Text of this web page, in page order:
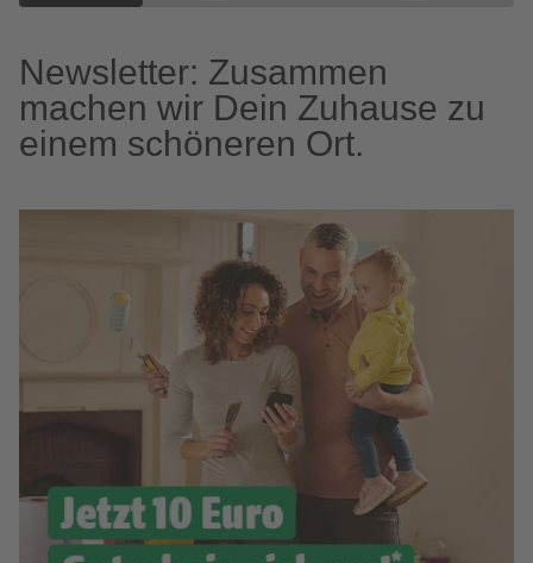
Newsletter: Zusammen
machen wir Dein Zuhause zu
einem schöneren Ort.